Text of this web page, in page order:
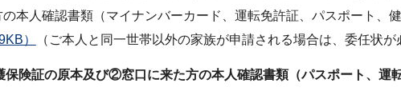
本人確認書類（マイナンバーカード、運転免許証、パスポート、健
）
（ご本人と同一世帯以外の家族が申請される場合は、委任状が
険証の原本及び②窓口に来た方の本人確認書類（パスポート、運